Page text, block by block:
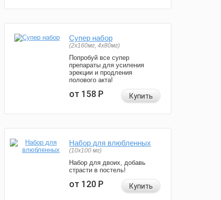
Супер набор
(2х160мг, 4х80мг)
Попробуй все супер
препараты для усиления
эрекции и продления
полового акта!
от 158Р Купить
Набор для влюбленных
(10х100 мг)
Набор для двоих, добавь
страсти в постель!
от 120Р Купить